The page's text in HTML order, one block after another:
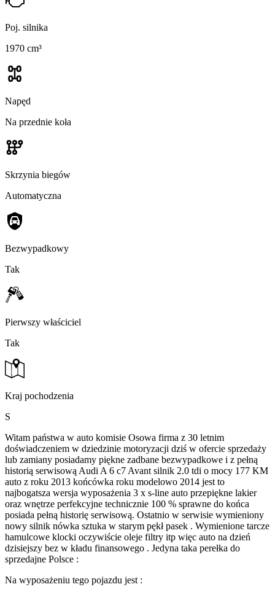
Poj. silnika
1970 cm³
Napęd
Na przednie koła
Skrzynia biegów
Automatyczna
Bezwypadkowy
Tak
Pierwszy właściciel
Tak
Kraj pochodzenia
S
Witam państwa w auto komisie Osowa firma z 30 letnim
doświadczeniem w dziedzinie motoryzacji dziś w ofercie sprzedaży
lub zamiany posiadamy piękne zadbane bezwypadkowe i z pełną
historią serwisową Audi A 6 c7 Avant silnik 2.0 tdi o mocy 177 KM
auto z roku 2013 końcówka roku modelowo 2014 jest to
najbogatsza wersja wyposażenia 3 x s-line auto przepiękne lakier
oraz wnętrze perfekcyjne technicznie 100 % sprawne do końca
posiada pełną historię serwisową. Ostatnio w serwisie wymieniony
nowy silnik nówka sztuka w starym pękł pasek . Wymienione tarcze
hamulcowe klocki oczywiście oleje filtry itp więc auto na dzień
dzisiejszy bez w kładu finansowego . Jedyna taka perełka do
sprzedajne Polsce :
Na wyposażeniu tego pojazdu jest :